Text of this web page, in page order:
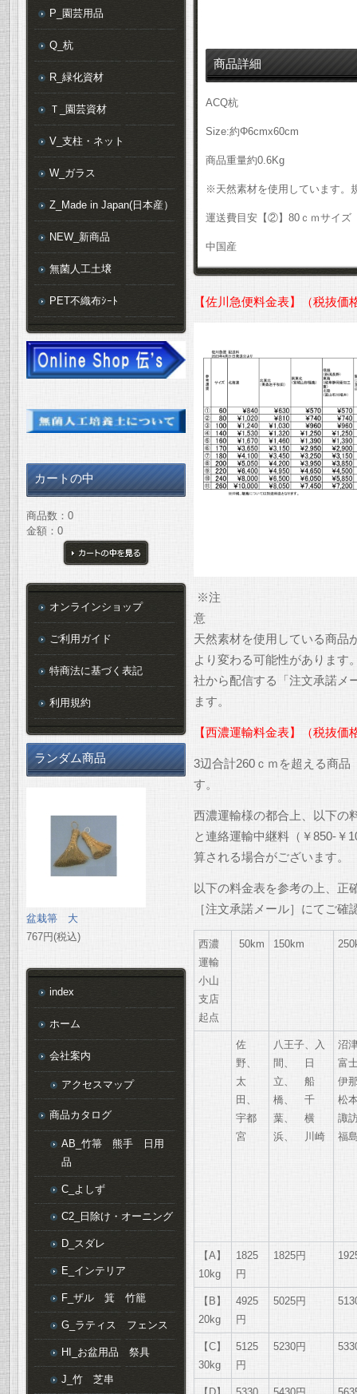
商品詳細
ACQ杭
Size:約Φ6cmx60cm
商品重量約0.6Kg
※天然素材を使用しています。
運送費目安【②】80ｃｍサイズ
中国産
【佐川急便料金表】（税抜価
※注
天然素材を使用している商品
より変わる可能性があります
社から配信する「注文承諾メ
ます。
【西濃運輸料金表】（税抜価
3辺合計260ｃｍを超える商
す。
西濃運輸様の都合上、以下の
と連絡運輸中継料（￥850-￥
算される場合がございます。
以下の料金表を参考の上、正
［注文承諾メール］にてご確
西濃
運輸
小山
支店
起点
50km 150km
佐
野、
太
田、
宇都
宮
八王子、入
間、 日
立、 船
橋、 千
葉、 横
浜、 川崎
沼
富
伊
松
諏
福
【A】
10kg
1825
円
1825円
【B】
20kg
4925
円
5025円
【C】
30kg
5125
円
5230円
P_園芸用品
Q_杭
R_緑化資材
Ｔ_園芸資材
V_支柱・ネット
W_ガラス
Z_Made in Japan(日本産）
NEW_新商品
無菌人工土壌
PET不織布ｼｰﾄ
カートの中
商品数：0
金額：0
オンラインショップ
ご利用ガイド
特商法に基づく表記
利用規約
ランダム商品
盆栽箒 大
767円(税込)
index
ホーム
会社案内
アクセスマップ
商品カタログ
AB_竹箒 熊手 日用
品
C_よしず
C2_日除け・オーニング
D_スダレ
E_インテリア
F_ザル 箕 竹籠
G_ラティス フェンス
HI_お盆用品 祭具
J_竹 芝串